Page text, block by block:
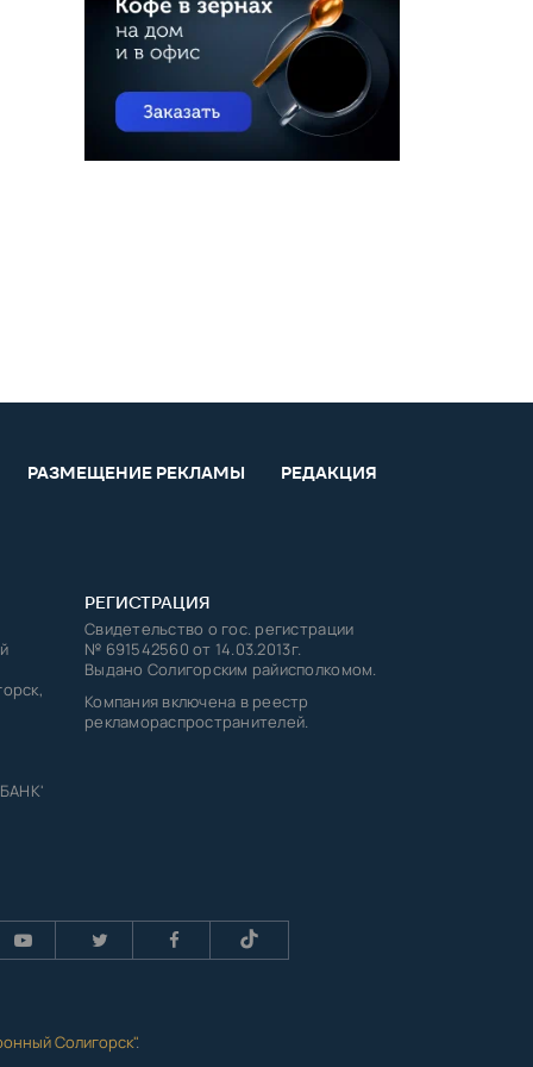
РАЗМЕЩЕНИЕ РЕКЛАМЫ РЕДАКЦИЯ
РЕГИСТРАЦИЯ
Свидетельство о гос. регистрации
№ 691542560 от 14.03.2013г.
Выдано Солигорским райисполкомом.
Компания включена в реестр
рекламораспространителей.
Солигорск".